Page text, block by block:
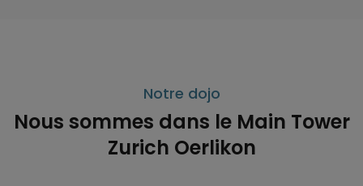
Notre dojo
Nous sommes dans le Main Tower
Zurich Oerlikon